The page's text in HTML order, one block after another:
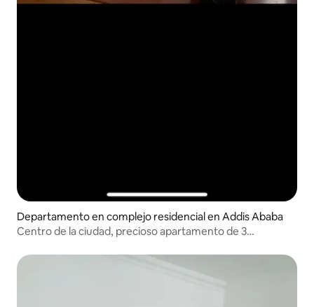
Departamento en complejo residencial en Addis Ababa
Centro de la ciudad, precioso apartamento de 3